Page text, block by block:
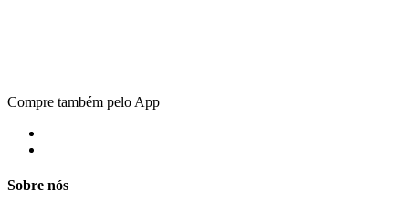
Compre também pelo App
Sobre nós